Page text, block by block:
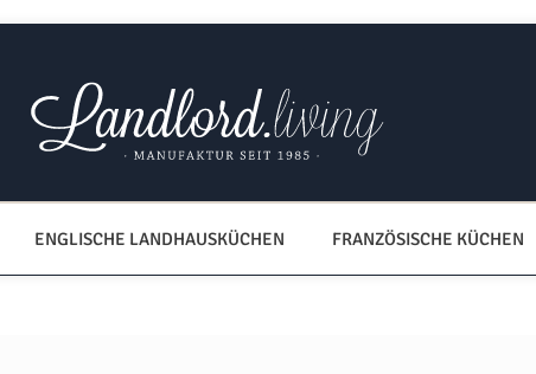
ENGLISCHE LANDHAUSKÜCHEN FRANZÖSISCHE KÜCHEN